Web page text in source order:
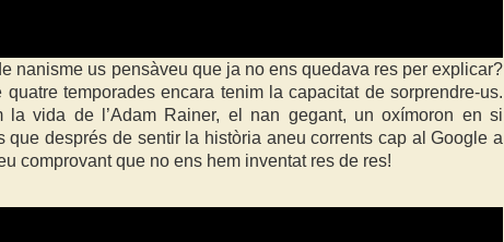
nanisme us pensàveu que ja no ens quedava res per explicar?
temporades encara tenim la capacitat de sorprendre-us.
la vida de l’Adam Rainer, el nan gegant, un oxímoron en si
que després de sentir la història aneu corrents cap al Google a
comprovant que no ens hem inventat res de res!